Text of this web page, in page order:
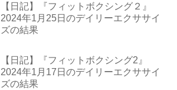
【日記】『フィットボクシング２』
2024年1月25日のデイリーエクササイ
ズの結果
【日記】『フィットボクシング2』
2024年1月17日のデイリーエクササイ
ズの結果